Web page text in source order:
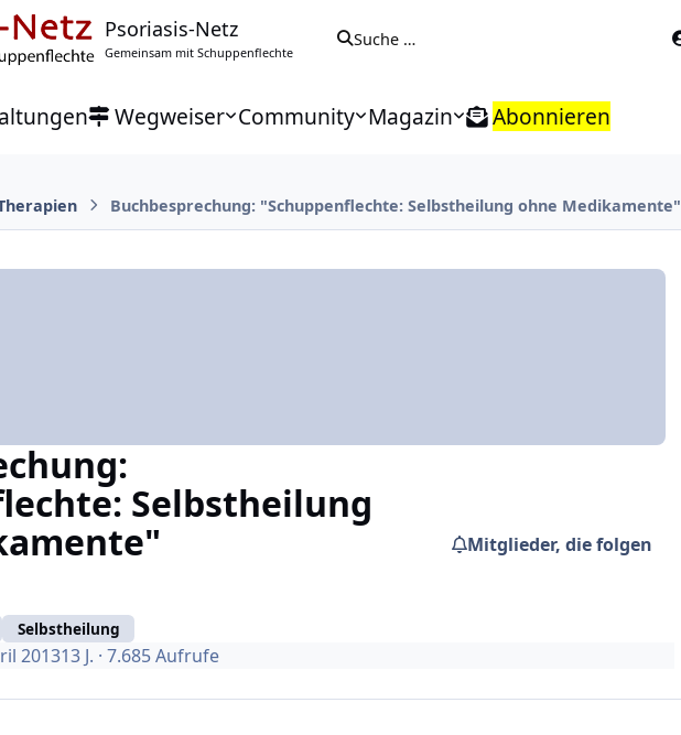
Psoriasis-Netz
Gemeinsam mit Schuppenflechte
Suche …
Wegweiser Community Magazin Abonnieren
Buchbesprechung: "Schuppenflechte: Selbstheilung ohne Medikamente"
Selbstheilung
Selbstheilung
Mitglieder, die folgen
201313 J. · 7.685 Aufrufe